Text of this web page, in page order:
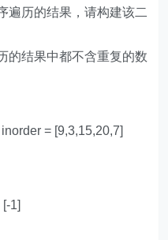
遍历的结果，请构建该二
的结果中都不含重复的数
= [9,3,15,20,7]
1]